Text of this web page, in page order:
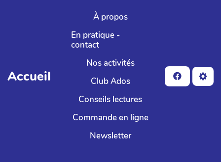
Aller au contenu principal
Accueil
À propos
En pratique -
contact
Nos activités
Club Ados
Conseils lectures
Commande en ligne
Newsletter